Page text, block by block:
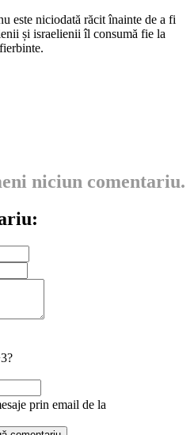
este niciodată răcit înainte de a fi
și israelienii îl consumă fie la
niciun comentariu.
prin email de la